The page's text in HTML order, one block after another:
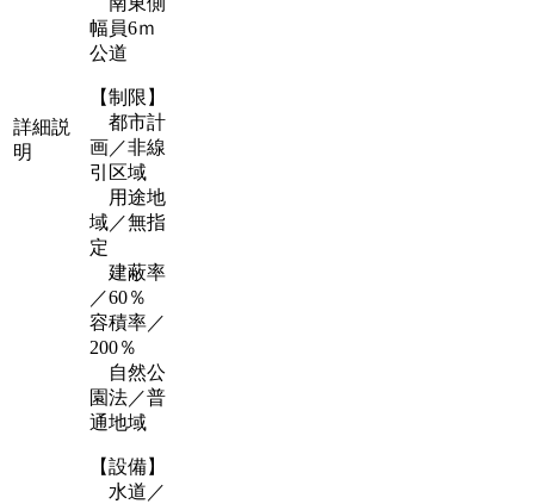
詳細説
明
幅員6ｍ
公道
【制限】
都市計
画／非線
引区域
用途地
域／無指
定
建蔽率
／60％
容積率／
200％
自然公
園法／普
通地域
【設備】
水道／